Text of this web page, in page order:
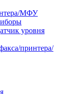
МФУ
уровня
принтера/